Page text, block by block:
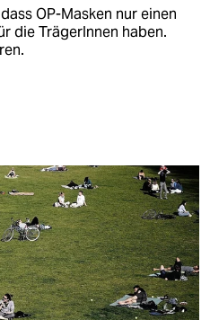
OP-Masken nur einen
die TrägerInnen haben.